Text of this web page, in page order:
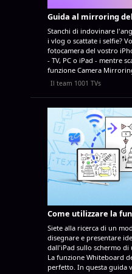
Stanchi di indovinare
i vlog o scattate i selfie?
fotocamera del vostro
- TV, PC o iPad - mentre
funzione Camera
fotocamera dell'iPhone
regolazioni istantanee e
perfetto!
Questa
su iPhone. Il supporto
l'App 1001 TVs
Cos'è il
Mirroring consente di
fotocamera dell'iPhone a
bisogno di cavi. Sia che
lavorando con qualcun
della ripresa su un
mentre procedete.
Il team 1001 TVs
Siete alla ricerca di un
disegnare e presentare
dall'iPad sullo schermo
La funzione Whiteboard
perfetto. In questa guida